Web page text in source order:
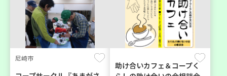
尼崎市
助け合いカフェ＆コープく